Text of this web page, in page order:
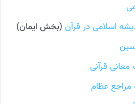
اسلامی در قرآن (بخش ایمان)
قرآنی
مراجع عظام